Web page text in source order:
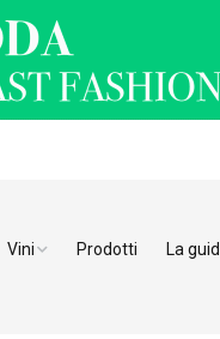
Vini Prodotti La